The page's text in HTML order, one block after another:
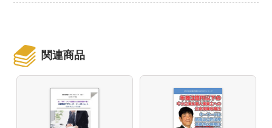
関連商品